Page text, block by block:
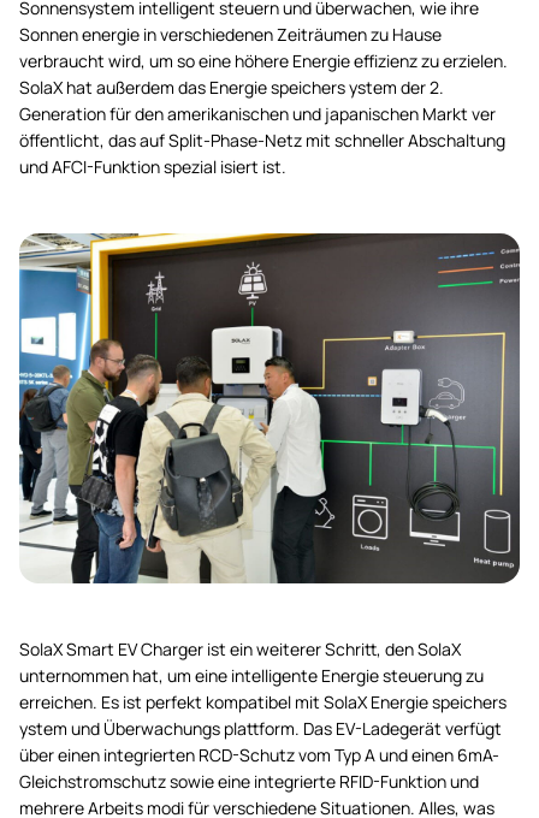
Sonnensystem intelligent steuern und überwachen, wie ihre
Sonnen energie in verschiedenen Zeiträumen zu Hause
verbraucht wird, um so eine höhere Energie effizienz zu erzielen.
SolaX hat außerdem das Energie speichers ystem der 2.
Generation für den amerikanischen und japanischen Markt ver
öffentlicht, das auf Split-Phase-Netz mit schneller Abschaltung
und AFCI-Funktion spezial isiert ist.
SolaX Smart EV Charger ist ein weiterer Schritt, den SolaX
unternommen hat, um eine intelligente Energie steuerung zu
erreichen. Es ist perfekt kompatibel mit SolaX Energie speichers
ystem und Überwachungs plattform. Das EV-Ladegerät verfügt
über einen integrierten RCD-Schutz vom Typ A und einen 6mA-
Gleichstromschutz sowie eine integrierte RFID-Funktion und
mehrere Arbeits modi für verschiedene Situationen. Alles, was